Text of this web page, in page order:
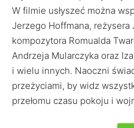
W filmie usłyszeć można
Jerzego Hoffmana, reżysera
kompozytora Romualda
Andrzeja Mularczyka oraz
i wielu innych. Naoczni
przeżyciami, by widz
przełomu czasu pokoju i